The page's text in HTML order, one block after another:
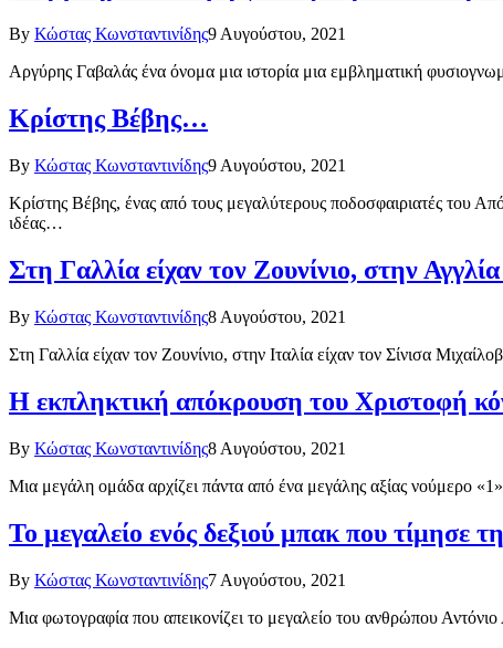
By Κώστας Κωνσταντινίδης9 Αυγούστου, 2021
Αργύρης Γαβαλάς ένα όνομα μια ιστορία μια εμβληματική
Κρίστης Βέβης…
By Κώστας Κωνσταντινίδης9 Αυγούστου, 2021
Κρίστης Βέβης, ένας από τους μεγαλύτερους ποδοσφαιριατές του
ιδέας…
Στη Γαλλία είχαν τον Ζουνίνιο, στην
By Κώστας Κωνσταντινίδης8 Αυγούστου, 2021
Στη Γαλλία είχαν τον Ζουνίνιο, στην Ιταλία είχαν τον Σίνισα
Η εκπληκτική απόκρουση του Χριστοφή
By Κώστας Κωνσταντινίδης8 Αυγούστου, 2021
Μια μεγάλη ομάδα αρχίζει πάντα από ένα μεγάλης αξίας νούμερο
Το μεγαλείο ενός δεξιού μπακ που τίμησε
By Κώστας Κωνσταντινίδης7 Αυγούστου, 2021
Μια φωτογραφία που απεικονίζει το μεγαλείο του ανθρώπου